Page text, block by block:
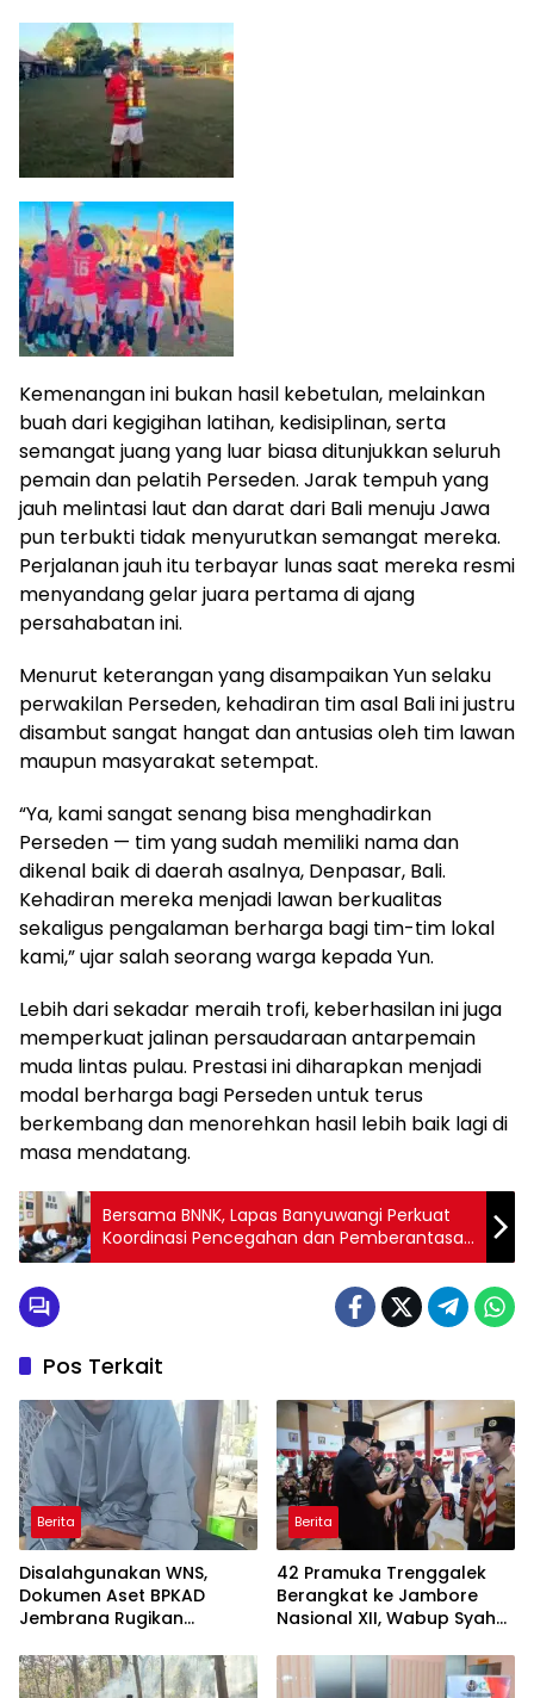
Kemenangan ini bukan hasil kebetulan, melainkan
buah dari kegigihan latihan, kedisiplinan, serta
semangat juang yang luar biasa ditunjukkan seluruh
pemain dan pelatih Perseden. Jarak tempuh yang
jauh melintasi laut dan darat dari Bali menuju Jawa
pun terbukti tidak menyurutkan semangat mereka.
Perjalanan jauh itu terbayar lunas saat mereka resmi
menyandang gelar juara pertama di ajang
persahabatan ini.
Menurut keterangan yang disampaikan Yun selaku
perwakilan Perseden, kehadiran tim asal Bali ini justru
disambut sangat hangat dan antusias oleh tim lawan
maupun masyarakat setempat.
“Ya, kami sangat senang bisa menghadirkan
Perseden — tim yang sudah memiliki nama dan
dikenal baik di daerah asalnya, Denpasar, Bali.
Kehadiran mereka menjadi lawan berkualitas
sekaligus pengalaman berharga bagi tim-tim lokal
kami,” ujar salah seorang warga kepada Yun.
Lebih dari sekadar meraih trofi, keberhasilan ini juga
memperkuat jalinan persaudaraan antarpemain
muda lintas pulau. Prestasi ini diharapkan menjadi
modal berharga bagi Perseden untuk terus
berkembang dan menorehkan hasil lebih baik lagi di
masa mendatang.
Bersama BNNK, Lapas Banyuwangi Perkuat
Koordinasi Pencegahan dan Pemberantasan
Narkoba
Pos Terkait
Berita
Disalahgunakan WNS,
Dokumen Aset BPKAD
Jembrana Rugikan
Berita
42 Pramuka Trenggalek
Berangkat ke Jambore
Nasional XII, Wabup Syah
Daerah